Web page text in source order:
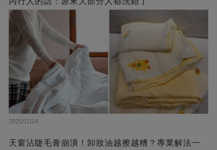
2025/11/24
天窗沾睫毛膏崩潰！卸妝油越擦越糟？專業解法一